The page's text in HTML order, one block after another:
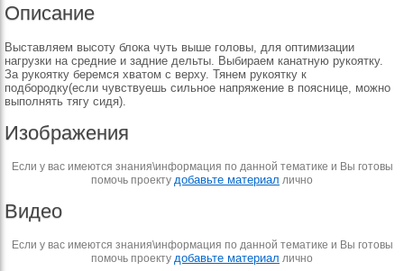
Описание
Выставляем высоту блока чуть выше головы, для оптимизации
нагрузки на средние и задние дельты. Выбираем канатную рукоятку.
За рукоятку беремся хватом с верху. Тянем рукоятку к
подбородку(если чувствуешь сильное напряжение в пояснице, можно
выполнять тягу сидя).
Изображения
Если у вас имеются знания\информация по данной тематике и Вы готовы
помочь проекту добавьте материал лично
Видео
Если у вас имеются знания\информация по данной тематике и Вы готовы
помочь проекту добавьте материал лично